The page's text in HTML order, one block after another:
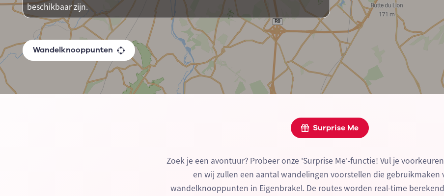
beschikbaar zijn.
Wandelknooppunten
Surprise Me
Zoek je een avontuur? Probeer onze 'Surprise Me'-functie! Vul je
en wij zullen een aantal wandelingen voorstellen die gebruikmaken
wandelknooppunten in Eigenbrakel. De routes worden real-time